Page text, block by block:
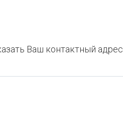
Ваш контактный адрес.